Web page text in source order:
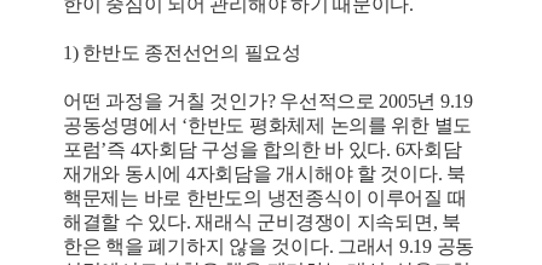
한이 중심이 되어 관리해야 하기 때문이다.
1) 한반도 종전선언의 필요성
어떤 과정을 거칠 것인가? 우선적으로 2005년 9.19
공동성명에서 ‘한반도 평화체제 논의를 위한 별도
포럼’즉 4자회담 구성을 합의한 바 있다. 6자회담
재개와 동시에 4자회담을 개시해야 할 것이다. 북
핵문제는 바로 한반도의 냉전종식이 이루어질 때
해결할 수 있다. 재래식 군비경쟁이 지속되면, 북
한은 핵을 폐기하지 않을 것이다. 그래서 9.19 공동